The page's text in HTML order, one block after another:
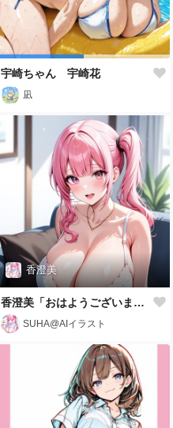
宇崎ちゃん 宇崎花
凪
香澄美
香澄美「おはようございます✨️本日を耐えれば楽しい華金でございます♡頑張りましょう♡」
SUHA@AIイラスト